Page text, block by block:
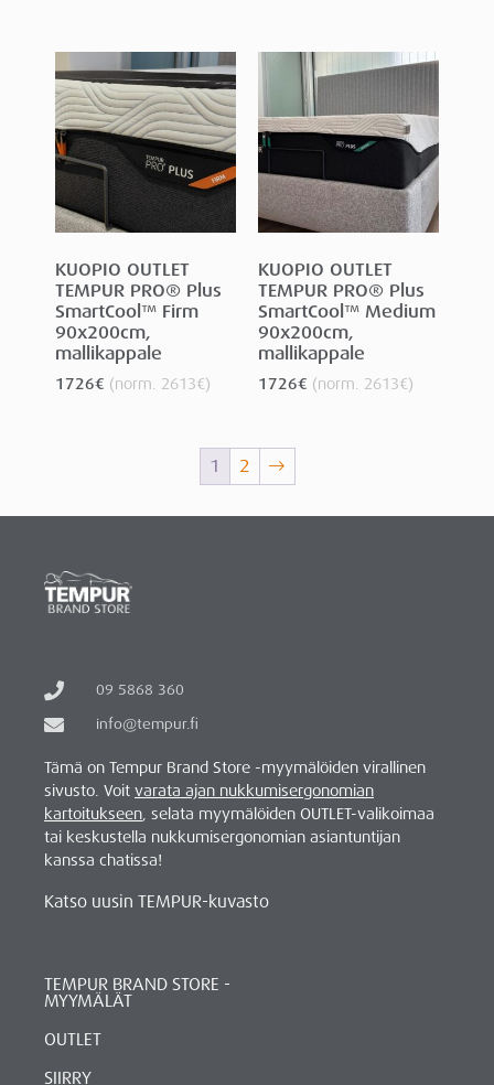
KUOPIO OUTLET
TEMPUR PRO® Plus
SmartCool™ Firm
90x200cm,
mallikappale
1726€ (norm. 2613€)
KUOPIO OUTLET
TEMPUR PRO® Plus
SmartCool™ Medium
90x200cm,
mallikappale
1726€ (norm. 2613€)
1 2 →
09 5868 360
info@tempur.fi
Tämä on Tempur Brand Store -myymälöiden virallinen
sivusto. Voit varata ajan nukkumisergonomian
kartoitukseen, selata myymälöiden OUTLET-valikoimaa
tai keskustella nukkumisergonomian asiantuntijan
kanssa chatissa!
Katso uusin TEMPUR-kuvasto
TEMPUR BRAND STORE -
MYYMÄLÄT
OUTLET
SIIRRY